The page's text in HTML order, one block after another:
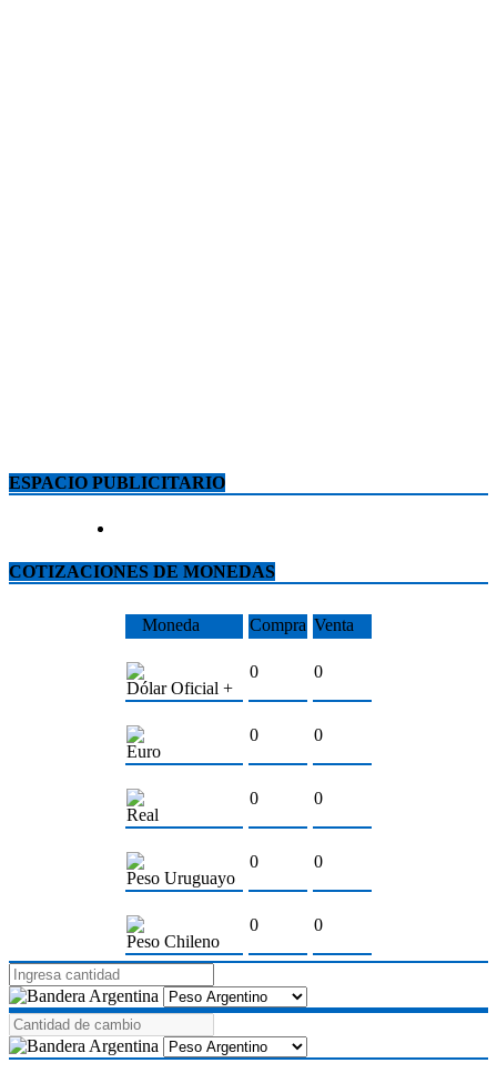
ESPACIO PUBLICITARIO
COTIZACIONES DE MONEDAS
Moneda Compra Venta
Dólar Oficial +
0 0
Euro
0 0
Real
0 0
Peso Uruguayo
0 0
Peso Chileno
0 0